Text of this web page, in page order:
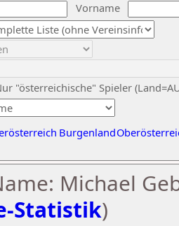
Vorname
"österreichische" Spieler
Burgenland
Michael
Statistik)